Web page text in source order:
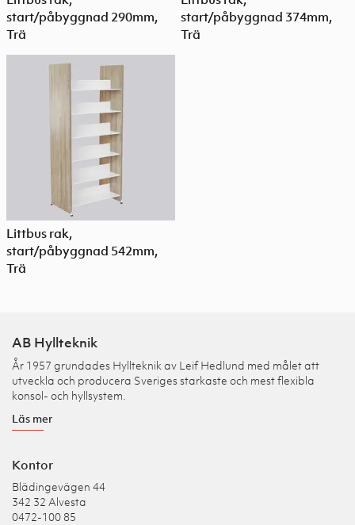
start/påbyggnad 290mm,
Trä
start/påbyggnad 374mm,
Trä
Littbus rak,
start/påbyggnad 542mm,
Trä
AB Hyllteknik
År 1957 grundades Hyllteknik av Leif Hedlund med målet att
utveckla och producera Sveriges starkaste och mest flexibla
konsol- och hyllsystem.
Läs mer
Kontor
Blädingevägen 44
342 32 Alvesta
0472-100 85